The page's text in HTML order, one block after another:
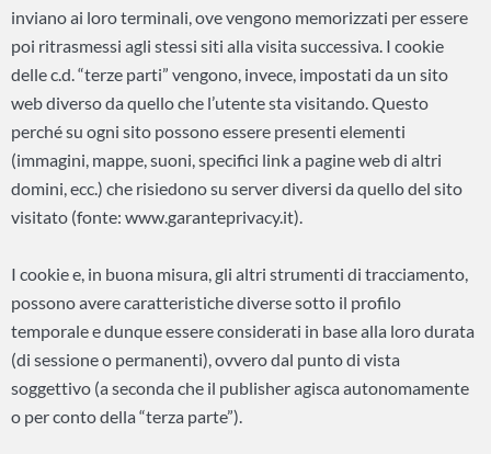
inviano ai loro terminali, ove vengono memorizzati per essere
poi ritrasmessi agli stessi siti alla visita successiva. I cookie
delle c.d. “terze parti” vengono, invece, impostati da un sito
web diverso da quello che l’utente sta visitando. Questo
perché su ogni sito possono essere presenti elementi
(immagini, mappe, suoni, specifici link a pagine web di altri
domini, ecc.) che risiedono su server diversi da quello del sito
visitato (fonte: www.garanteprivacy.it).
I cookie e, in buona misura, gli altri strumenti di tracciamento,
possono avere caratteristiche diverse sotto il profilo
temporale e dunque essere considerati in base alla loro durata
(di sessione o permanenti), ovvero dal punto di vista
soggettivo (a seconda che il publisher agisca autonomamente
o per conto della “terza parte”).